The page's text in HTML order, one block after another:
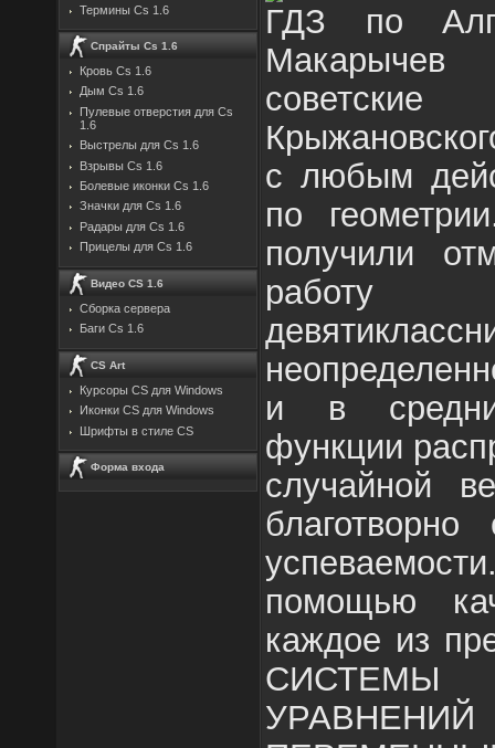
Термины Cs 1.6
Спрайты Cs 1.6
Кровь Cs 1.6
Дым Cs 1.6
Пулевые отверстия для Cs
1.6
Выстрелы для Cs 1.6
Взрывы Cs 1.6
Болевые иконки Cs 1.6
Значки для Cs 1.6
Радары для Cs 1.6
Прицелы для Cs 1.6
Видео CS 1.6
Сборка сервера
Баги Cs 1.6
CS Art
Курсоры CS для Windows
Иконки CS для Windows
Шрифты в стиле CS
Форма входа
ГДЗ по
Макарычев
с любым
по
получили
работу
и в
функции
случайной
помощью
каждое из
СИСТЕМЫ